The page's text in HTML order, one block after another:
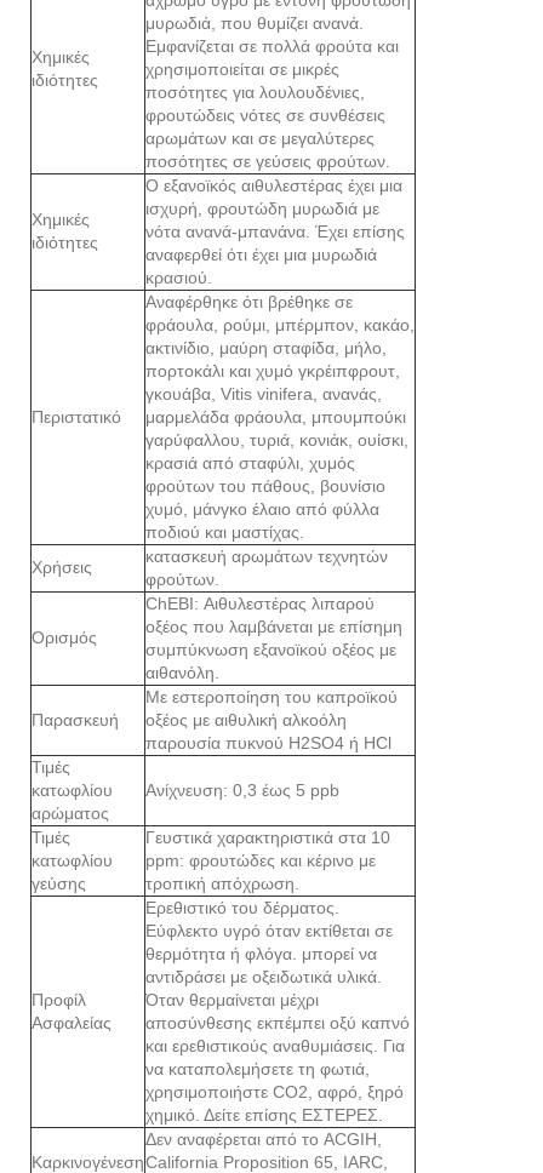
Χημικές
ιδιότητες
μυρωδιά, που θυμίζει ανανά.
Εμφανίζεται σε πολλά φρούτα και
χρησιμοποιείται σε μικρές
ποσότητες για λουλουδένιες,
φρουτώδεις νότες σε συνθέσεις
αρωμάτων και σε μεγαλύτερες
ποσότητες σε γεύσεις φρούτων.
Χημικές
ιδιότητες
Ο εξανοϊκός αιθυλεστέρας έχει μια
ισχυρή, φρουτώδη μυρωδιά με
νότα ανανά-μπανάνα. Έχει επίσης
αναφερθεί ότι έχει μια μυρωδιά
κρασιού.
Περιστατικό
Αναφέρθηκε ότι βρέθηκε σε
φράουλα, ρούμι, μπέρμπον, κακάο,
ακτινίδιο, μαύρη σταφίδα, μήλο,
πορτοκάλι και χυμό γκρέιπφρουτ,
γκουάβα, Vitis vinifera, ανανάς,
μαρμελάδα φράουλα, μπουμπούκι
γαρύφαλλου, τυριά, κονιάκ, ουίσκι,
κρασιά από σταφύλι, χυμός
φρούτων του πάθους, βουνίσιο
χυμό, μάνγκο έλαιο από φύλλα
ποδιού και μαστίχας.
Χρήσεις
κατασκευή αρωμάτων τεχνητών
φρούτων.
Ορισμός
ChEBI: Αιθυλεστέρας λιπαρού
οξέος που λαμβάνεται με επίσημη
συμπύκνωση εξανοϊκού οξέος με
αιθανόλη.
Παρασκευή
Με εστεροποίηση του καπροϊκού
οξέος με αιθυλική αλκοόλη
παρουσία πυκνού H2SO4 ή HCl
Τιμές
κατωφλίου
αρώματος
Ανίχνευση: 0,3 έως 5 ppb
Τιμές
κατωφλίου
γεύσης
Γευστικά χαρακτηριστικά στα 10
ppm: φρουτώδες και κέρινο με
τροπική απόχρωση.
Προφίλ
Ασφαλείας
Ερεθιστικό του δέρματος.
Εύφλεκτο υγρό όταν εκτίθεται σε
θερμότητα ή φλόγα. μπορεί να
αντιδράσει με οξειδωτικά υλικά.
Όταν θερμαίνεται μέχρι
αποσύνθεσης εκπέμπει οξύ καπνό
και ερεθιστικούς αναθυμιάσεις. Για
να καταπολεμήσετε τη φωτιά,
χρησιμοποιήστε CO2, αφρό, ξηρό
χημικό. Δείτε επίσης ΕΣΤΕΡΕΣ.
Καρκινογένεση
Δεν αναφέρεται από το ACGIH,
California Proposition 65, IARC,